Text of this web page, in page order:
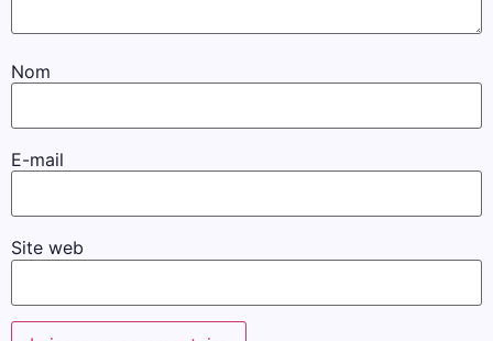
Nom
E-mail
Site web